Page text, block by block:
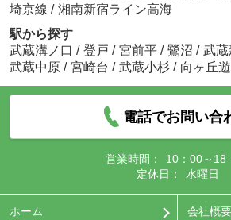
埼京線 / 湘南新宿ライン高海
駅から探す
武蔵溝ノ口 / 登戸 / 宮前平 / 鷺沼 / 武
武蔵中原 / 宮崎台 / 武蔵小杉 / 向ヶ丘
電話でお問い合
営業時間：
10：00～18
定休日：
水曜日
ホーム 会社概要